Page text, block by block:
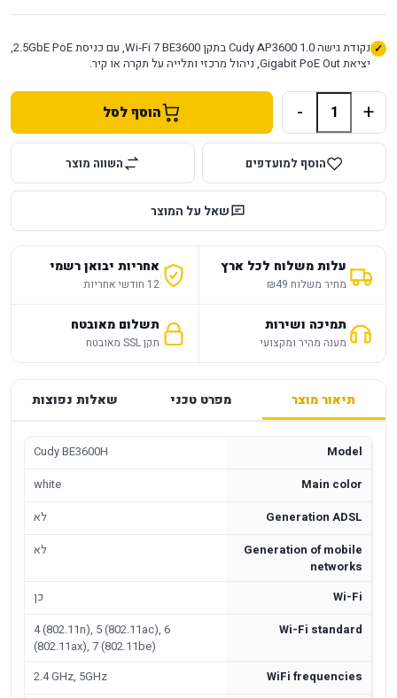
נקודת גישה Cudy AP3600 1.0 בתקן Wi‑Fi 7 BE3600, עם כניסת 2.5GbE PoE,
יציאת Gigabit PoE Out, ניהול מרכזי ותלייה על תקרה או קיר.
+
- הוסף לסל
הוסף למועדפים השווה מוצר
שאל על המוצר
עלות משלוח לכל ארץ
מחיר משלוח ₪49
אחריות יבואן רשמי
12 חודשי אחריות
תמיכה ושירות
מענה מהיר ומקצועי
תשלום מאובטח
תקן SSL מאובטח
תיאור מוצר מפרט טכני שאלות נפוצות
Model
Cudy BE3600H
Main color
white
Generation ADSL
לא
Generation of mobile
networks
לא
Wi-Fi
כן
Wi-Fi standard
4 (802.11n), 5 (802.11ac), 6
(802.11ax), 7 (802.11be)
WiFi frequencies
2.4 GHz, 5GHz